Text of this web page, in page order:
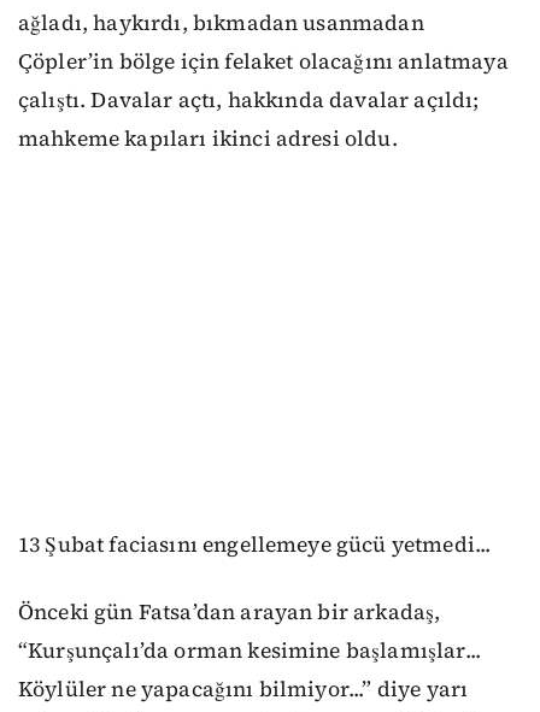
ağladı, haykırdı, bıkmadan usanmadan
Çöpler’in bölge için felaket olacağını anlatmaya
çalıştı. Davalar açtı, hakkında davalar açıldı;
mahkeme kapıları ikinci adresi oldu.
13 Şubat faciasını engellemeye gücü yetmedi...
Önceki gün Fatsa’dan arayan bir arkadaş,
“Kurşunçalı’da orman kesimine başlamışlar...
Köylüler ne yapacağını bilmiyor...” diye yarı